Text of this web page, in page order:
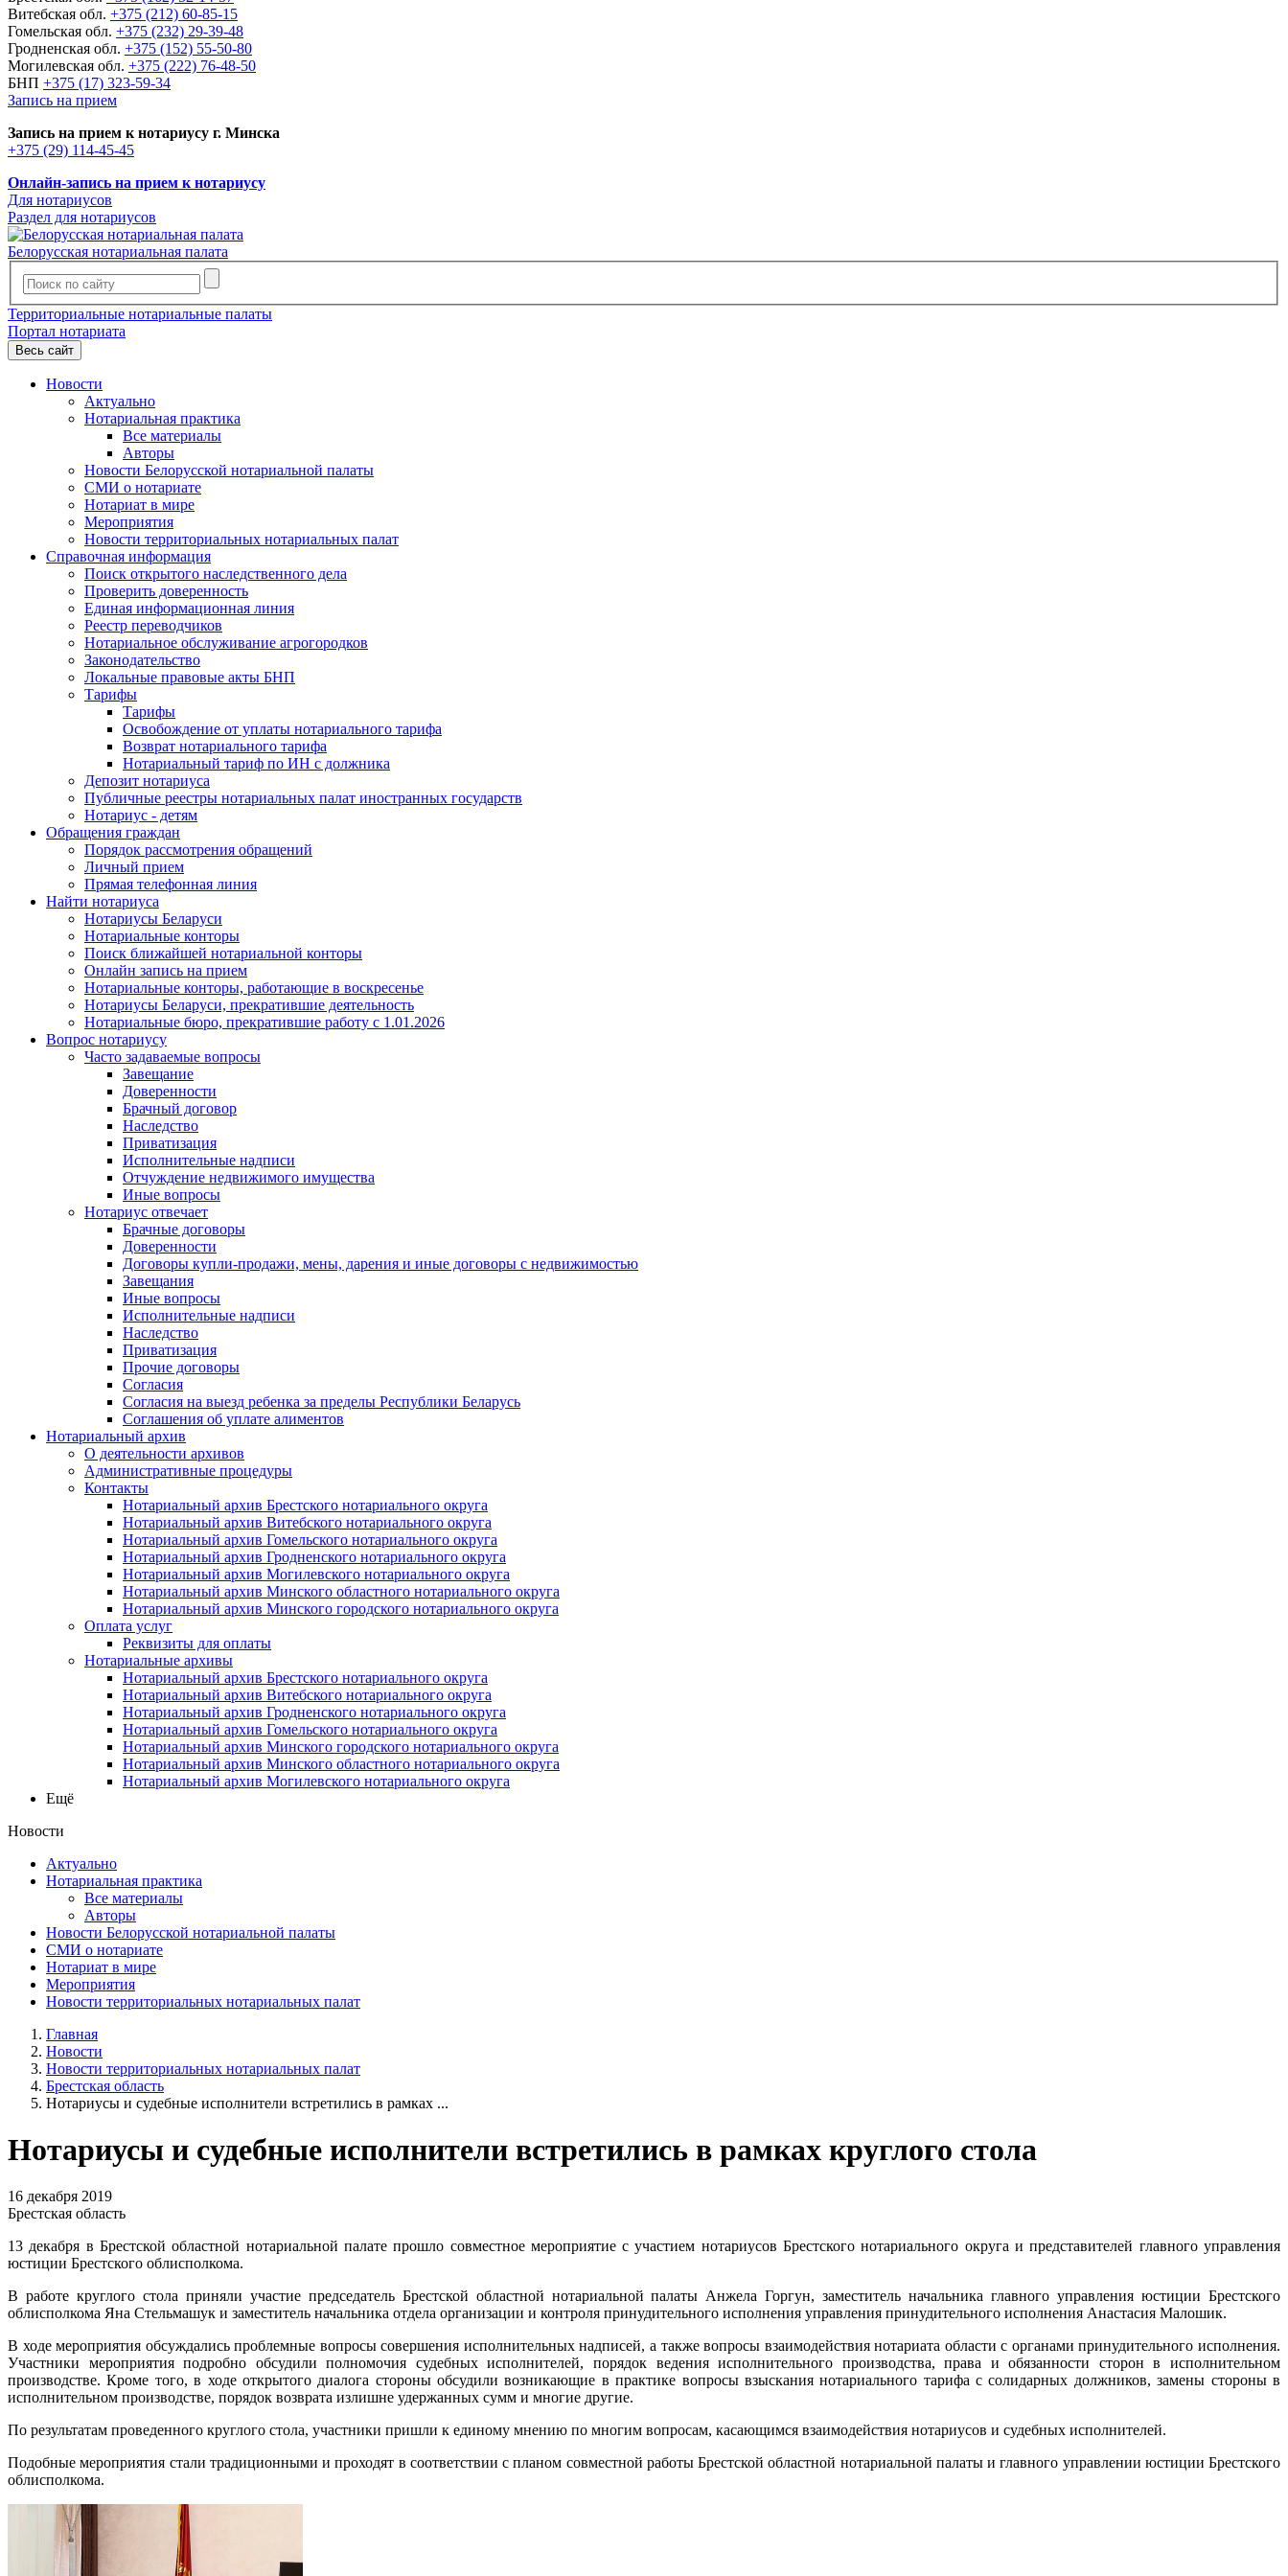
Витебская обл. +375 (212) 60-85-15
Гомельская обл. +375 (232) 29-39-48
Гродненская обл. +375 (152) 55-50-80
Могилевская обл. +375 (222) 76-48-50
БНП +375 (17) 323-59-34
Запись на прием
Запись на прием к нотариусу г. Минска
+375 (29) 114-45-45
Онлайн-запись на прием к нотариусу
Для нотариусов
Раздел для нотариусов
Белорусская нотариальная палата
Территориальные нотариальные палаты
Портал нотариата
Весь сайт
Новости
Актуально
Нотариальная практика
Все материалы
Авторы
Новости Белорусской нотариальной палаты
СМИ о нотариате
Нотариат в мире
Мероприятия
Новости территориальных нотариальных палат
Справочная информация
Поиск открытого наследственного дела
Проверить доверенность
Единая информационная линия
Реестр переводчиков
Нотариальное обслуживание агрогородков
Законодательство
Локальные правовые акты БНП
Тарифы
Тарифы
Освобождение от уплаты нотариального тарифа
Возврат нотариального тарифа
Нотариальный тариф по ИН с должника
Депозит нотариуса
Публичные реестры нотариальных палат иностранных государств
Нотариус - детям
Обращения граждан
Порядок рассмотрения обращений
Личный прием
Прямая телефонная линия
Найти нотариуса
Нотариусы Беларуси
Нотариальные конторы
Поиск ближайшей нотариальной конторы
Онлайн запись на прием
Нотариальные конторы, работающие в воскресенье
Нотариусы Беларуси, прекратившие деятельность
Нотариальные бюро, прекратившие работу с 1.01.2026
Вопрос нотариусу
Часто задаваемые вопросы
Завещание
Доверенности
Брачный договор
Наследство
Приватизация
Исполнительные надписи
Отчуждение недвижимого имущества
Иные вопросы
Нотариус отвечает
Брачные договоры
Доверенности
Договоры купли-продажи, мены, дарения и иные договоры с недвижимостью
Завещания
Иные вопросы
Исполнительные надписи
Наследство
Приватизация
Прочие договоры
Согласия
Согласия на выезд ребенка за пределы Республики Беларусь
Соглашения об уплате алиментов
Нотариальный архив
О деятельности архивов
Административные процедуры
Контакты
Нотариальный архив Брестского нотариального округа
Нотариальный архив Витебского нотариального округа
Нотариальный архив Гомельского нотариального округа
Нотариальный архив Гродненского нотариального округа
Нотариальный архив Могилевского нотариального округа
Нотариальный архив Минского областного нотариального округа
Нотариальный архив Минского городского нотариального округа
Оплата услуг
Реквизиты для оплаты
Нотариальные архивы
Нотариальный архив Брестского нотариального округа
Нотариальный архив Витебского нотариального округа
Нотариальный архив Гродненского нотариального округа
Нотариальный архив Гомельского нотариального округа
Нотариальный архив Минского городского нотариального округа
Нотариальный архив Минского областного нотариального округа
Нотариальный архив Могилевского нотариального округа
Ещё
Новости
Актуально
Нотариальная практика
Все материалы
Авторы
Новости Белорусской нотариальной палаты
СМИ о нотариате
Нотариат в мире
Мероприятия
Новости территориальных нотариальных палат
Главная
Новости
Новости территориальных нотариальных палат
Брестская область
Нотариусы и судебные исполнители встретились в рамках ...
Нотариусы и судебные исполнители встретились в рамках круглого стола
16 декабря 2019
Брестская область
13 декабря в Брестской областной нотариальной палате прошло совместное мероприятие с участием нотариусов Брестского нотариального округа и представителей главного управления
юстиции Брестского облисполкома.
В работе круглого стола приняли участие председатель Брестской областной нотариальной палаты Анжела Горгун, заместитель начальника главного управления юстиции Брестского
облисполкома Яна Стельмашук и заместитель начальника отдела организации и контроля принудительного исполнения управления принудительного исполнения Анастасия Малошик.
В ходе мероприятия обсуждались проблемные вопросы совершения исполнительных надписей, а также вопросы взаимодействия нотариата области с органами принудительного исполнения.
Участники мероприятия подробно обсудили полномочия судебных исполнителей, порядок ведения исполнительного производства, права и обязанности сторон в исполнительном
производстве. Кроме того, в ходе открытого диалога стороны обсудили возникающие в практике вопросы взыскания нотариального тарифа с солидарных должников, замены стороны в
исполнительном производстве, порядок возврата излишне удержанных сумм и многие другие.
По результатам проведенного круглого стола, участники пришли к единому мнению по многим вопросам, касающимся взаимодействия нотариусов и судебных исполнителей.
Подобные мероприятия стали традиционными и проходят в соответствии с планом совместной работы Брестской областной нотариальной палаты и главного управлении юстиции Брестского
облисполкома.